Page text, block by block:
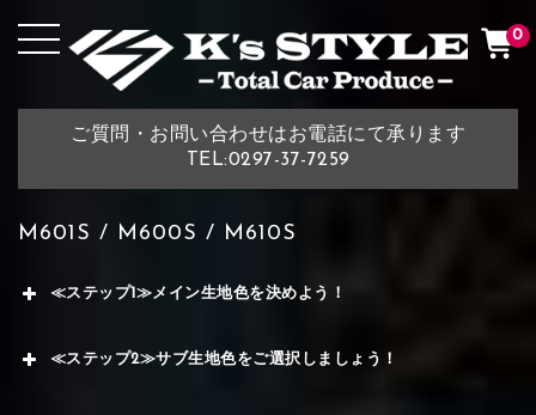
ご質問・お問い合わせはお電話にて承ります
TEL:0297-37-7259
0
M601S / M600S / M610S
≪ステップ1≫メイン生地色を決めよう！
≪ステップ2≫サブ生地色をご選択しましょう！